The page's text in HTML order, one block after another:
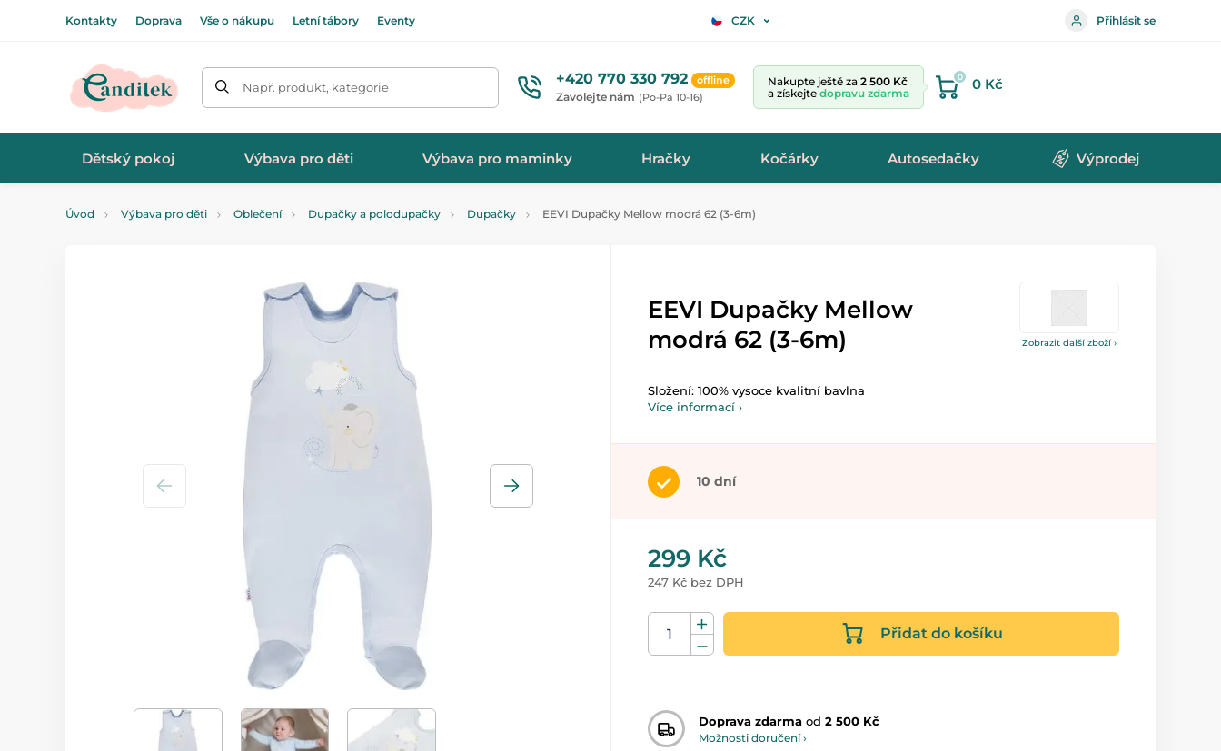
Kontakty Doprava Vše o nákupu Letní tábory Eventy CZK Přihlásit se
Např. produkt, kategorie +420 770 330 792 offline
Zavolejte nám (Po-Pá 10-16)
Nakupte ještě za 2 500 Kč
a získejte dopravu zdarma
0 0 Kč
Dětský pokoj Výbava pro děti Výbava pro maminky Hračky Kočárky Autosedačky Výprodej
Úvod Výbava pro děti Oblečení Dupačky a polodupačky Dupačky EEVI Dupačky Mellow modrá 62 (3-6m)
Zobrazit další zboží ›
EEVI Dupačky Mellow
modrá 62 (3-6m)
Složení: 100% vysoce kvalitní bavlna
Více informací ›
10 dní
299 Kč
247 Kč bez DPH
Přidat do košíku
Doprava zdarma od 2 500 Kč
Možnosti doručení ›